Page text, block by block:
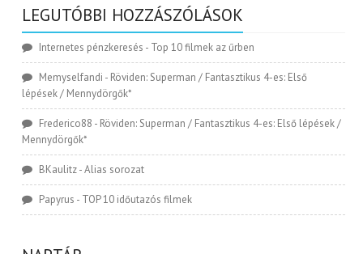
LEGUTÓBBI HOZZÁSZÓLÁSOK
Internetes pénzkeresés - Top 10 filmek az űrben
Memyselfandi - Röviden: Superman / Fantasztikus 4-es: Első
lépések / Mennydörgők*
Frederico88 - Röviden: Superman / Fantasztikus 4-es: Első lépések /
Mennydörgők*
BKaulitz-Alias sorozat
Papyrus - TOP 10 időutazós filmek